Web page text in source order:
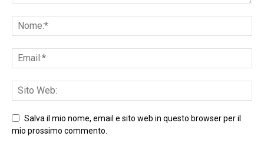
Salva il mio nome, email e sito web in questo browser per il
mio prossimo commento.